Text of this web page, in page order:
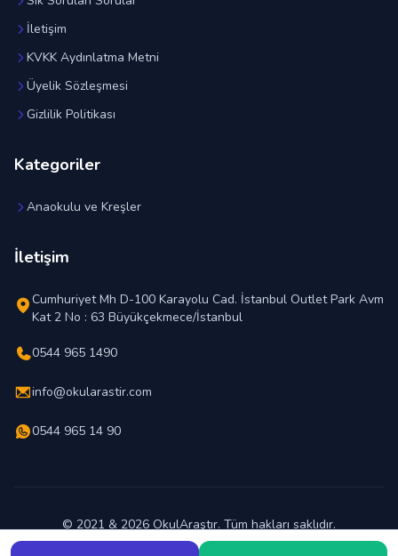
İletişim
KVKK Aydınlatma Metni
Üyelik Sözleşmesi
Gizlilik Politikası
Kategoriler
Anaokulu ve Kreşler
İletişim
Cumhuriyet Mh D-100 Karayolu Cad. İstanbul Outlet Park Avm
Kat 2 No : 63 Büyükçekmece/İstanbul
0544 965 1490
info@okularastir.com
0544 965 14 90
© 2021 & 2026 OkulAraştır. Tüm hakları saklıdır.